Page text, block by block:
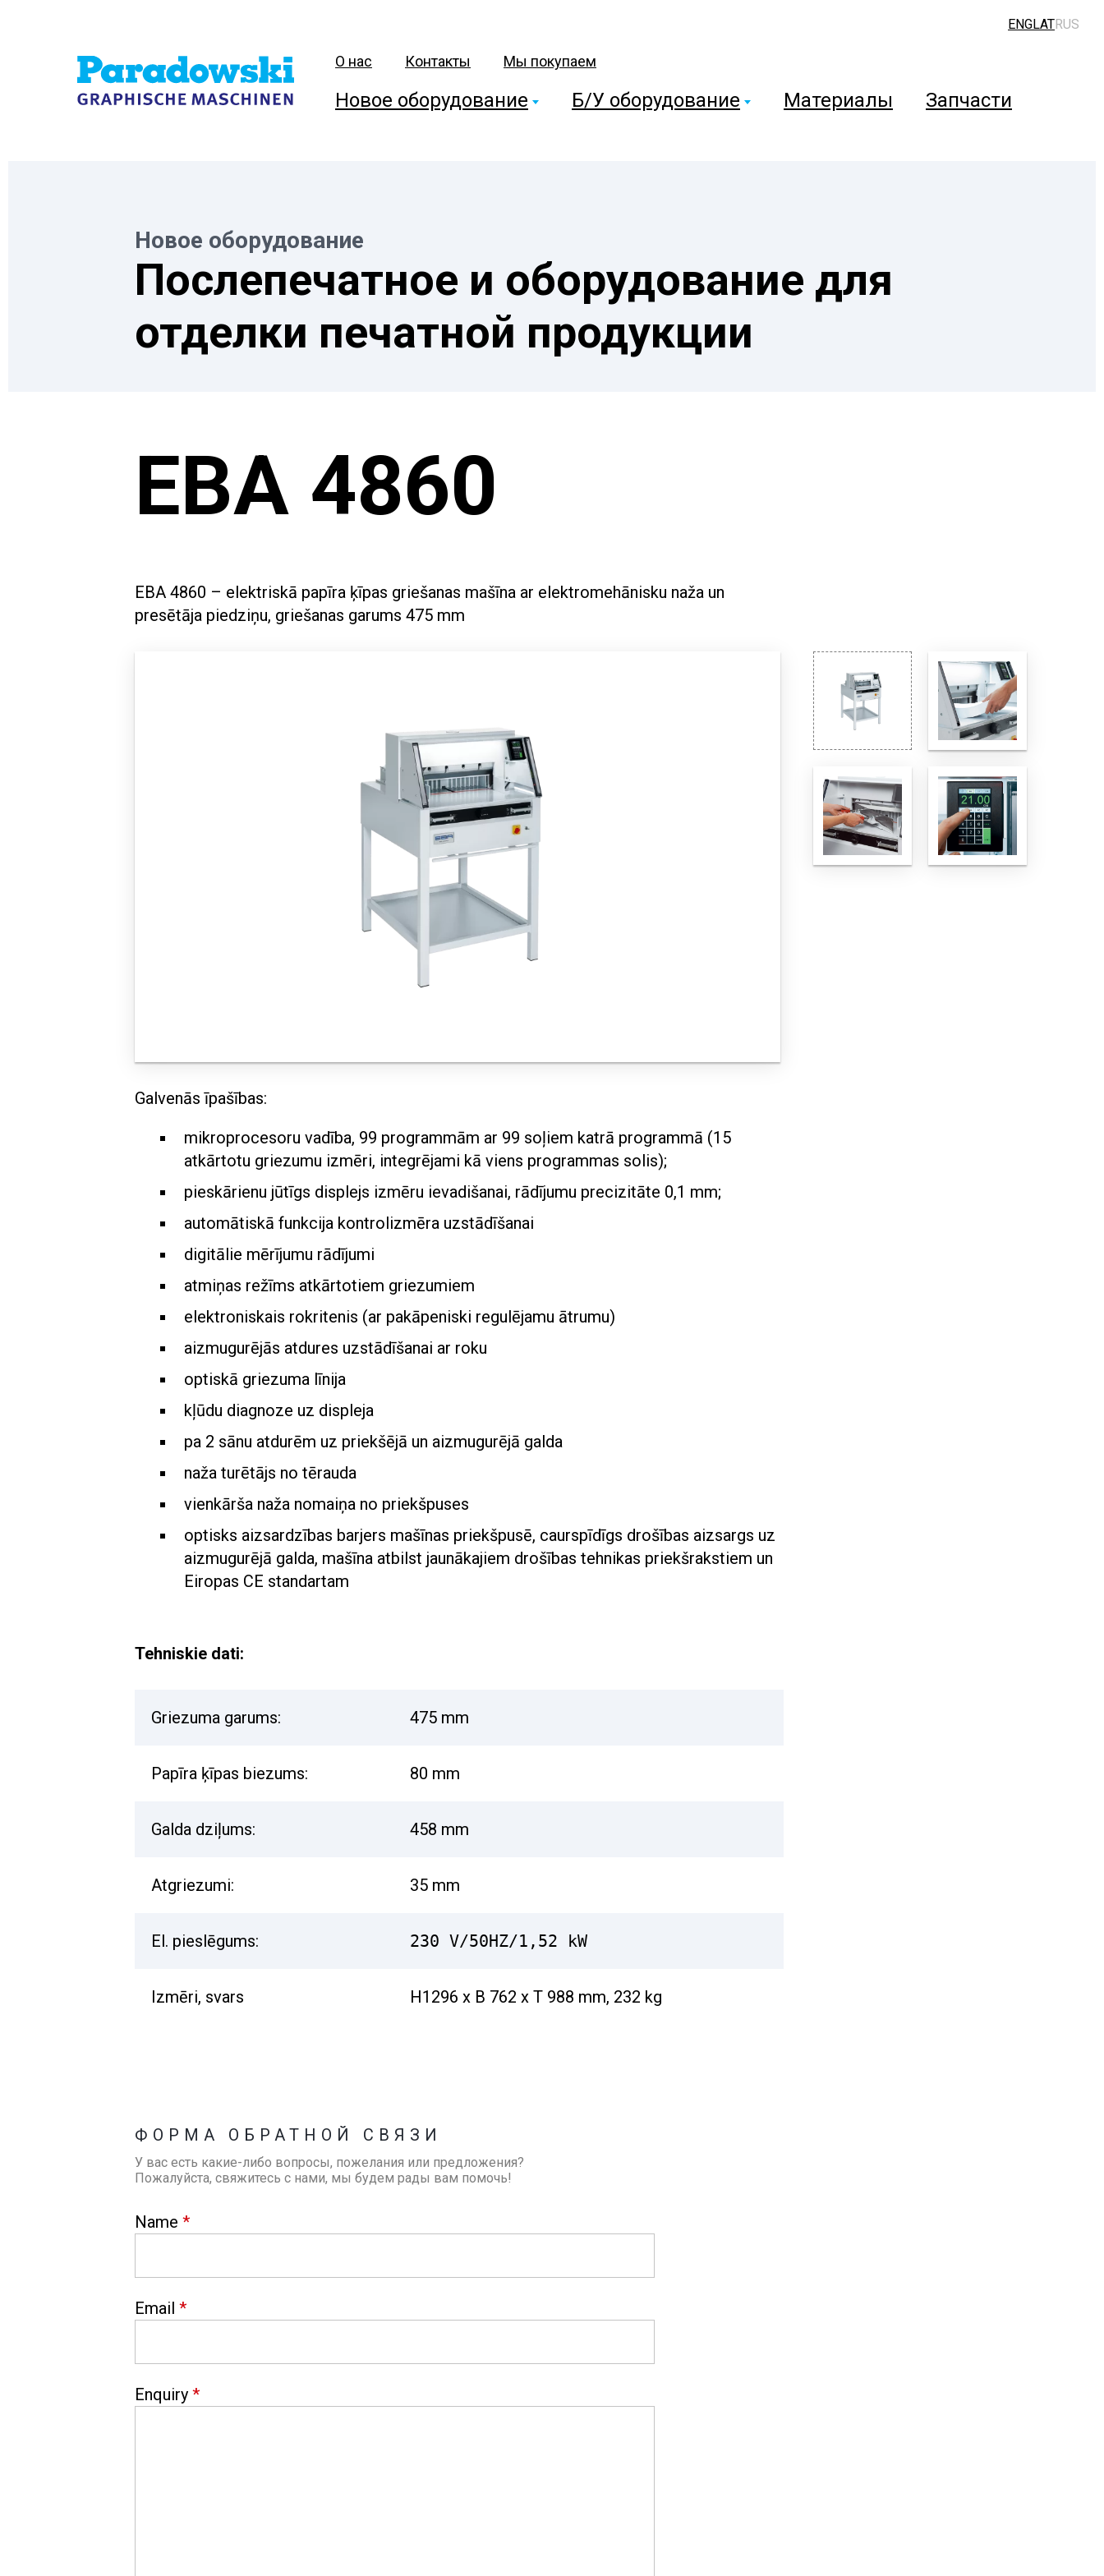
ENGLATRUS
О нас Контакты Мы покупаем
Новое оборудование Б/У оборудование Материалы Запчасти
Новое оборудование
Послепечатное и оборудование для
отделки печатной продукции
EBA 4860
EBA 4860 – elektriskā papīra ķīpas griešanas mašīna ar elektromehānisku naža un
presētāja piedziņu, griešanas garums 475 mm
Galvenās īpašības:
mikroprocesoru vadība, 99 programmām ar 99 soļiem katrā programmā (15
atkārtotu griezumu izmēri, integrējami kā viens programmas solis);
pieskārienu jūtīgs displejs izmēru ievadišanai, rādījumu precizitāte 0,1 mm;
automātiskā funkcija kontrolizmēra uzstādīšanai
digitālie mērījumu rādījumi
atmiņas režīms atkārtotiem griezumiem
elektroniskais rokritenis (ar pakāpeniski regulējamu ātrumu)
aizmugurējās atdures uzstādīšanai ar roku
optiskā griezuma līnija
kļūdu diagnoze uz displeja
pa 2 sānu atdurēm uz priekšējā un aizmugurējā galda
naža turētājs no tērauda
vienkārša naža nomaiņa no priekšpuses
optisks aizsardzības barjers mašīnas priekšpusē, caurspīdīgs drošības aizsargs uz
aizmugurējā galda, mašīna atbilst jaunākajiem drošības tehnikas priekšrakstiem un
Eiropas CE standartam
Tehniskie dati:
Griezuma garums: 475 mm
Papīra ķīpas biezums: 80 mm
Galda dziļums: 458 mm
Atgriezumi: 35 mm
El. pieslēgums: 230 V/50HZ/1,52 kW
Izmēri, svars H1296 x B 762 x T 988 mm, 232 kg
ФОРМА ОБРАТНОЙ СВЯЗИ
У вас есть какие-либо вопросы, пожелания или предложения?
Пожалуйста, свяжитесь с нами, мы будем рады вам помочь!
Name *
Email *
Enquiry *